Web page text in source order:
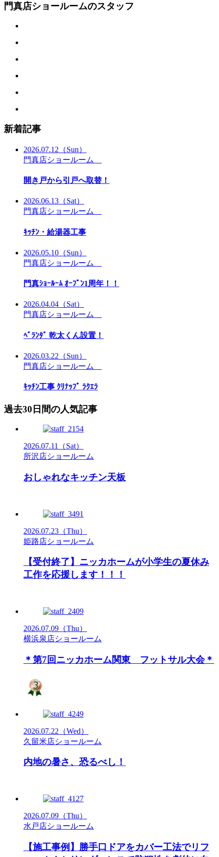
門真店ショールームのスタッフ
新着記事
2026.07.12 （Sun）
門真店ショールーム
開き戸から引戸へ取替！
2026.06.13 （Sat）
門真店ショールーム
ｷｯﾁﾝ・給湯器工事
2026.05.10 （Sun）
門真店ショールーム
門真ｼｮｰﾙｰﾑ ｵｰﾌﾟﾝ1周年！！
2026.04.04 （Sat）
門真店ショールーム
ﾍﾞﾗﾝﾀﾞ 乾太くん設置！
2026.03.22 （Sun）
門真店ショールーム
ｷｯﾁﾝ工事 ｸﾘﾅｯﾌﾟ ﾗｸｴﾗ
過去30日間の人気記事
2026.07.11
（Sat）
所沢店ショールーム
おしゃれなキッチン天板
2026.07.23 （Thu）
姫路店ショールーム
【受付終了】ニッカホームが小学生の夏休み
工作を応援します！！！
2026.07.09 （Thu）
横浜泉店ショールーム
＊第7回ニッカホーム関東 フットサル大会＊
2026.07.22 （Wed）
久留米店ショールーム
内地の暑さ、恐るべし！
2026.07.09 （Thu）
水戸店ショールーム
【施工事例】勝手口ドアをカバー工法でリフ